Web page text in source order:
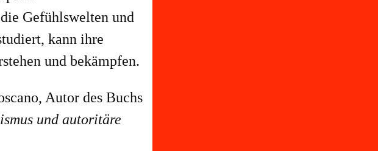
Gefühlswelten und
kann ihre
und bekämpfen.
Autor des Buchs
und autoritäre